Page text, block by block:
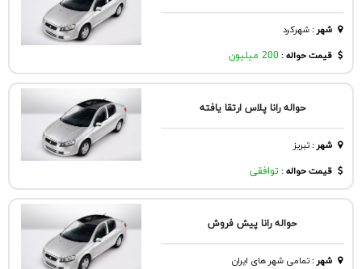
شهر:شهركرد
قیمت حواله : 200 میلیون
حواله رانا پلاس ارتقا یافته
شهر:تبريز
قیمت حواله : توافقی
حواله رانا پیش فروش
شهر:تمامی شهر های ایران